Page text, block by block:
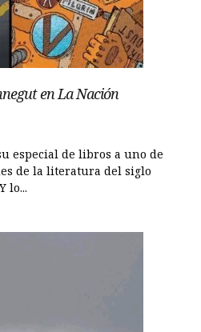
en La Nación
especial de libros a uno de
de la literatura del siglo
lo...